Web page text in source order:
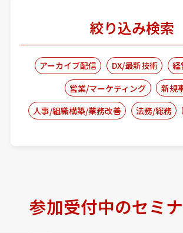
絞り込み検索
アーカイブ配信 DX/最新技術
経
営業/マーケティング
新規
人事/組織構築/業務改善
法務/総務
参加受付中のセミ